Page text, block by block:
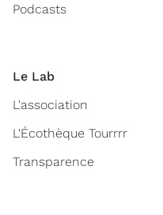
Podcasts
Le Lab
L'association
L'Écothèque Tourrrr
Transparence